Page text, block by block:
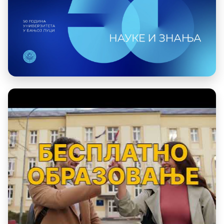
Фотогалерија
Визуелни идентитет Контакт